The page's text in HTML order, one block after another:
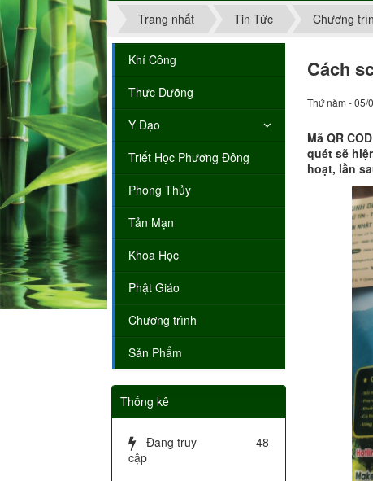
Trang nhất Tin Tức Chương
Cách
Thứ năm - 05/
Mã QR
quét sẽ
hoạt, lần
Khí Công
Thực Dưỡng
Y Đạo
Triết Học Phương Đông
Phong Thủy
Tản Mạn
Khoa Học
Phật Giáo
Chương trình
Sản Phẩm
Thống kê
Đang truy
cập
48